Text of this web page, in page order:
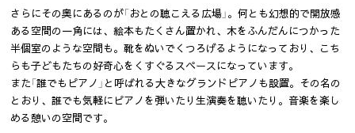
さらにその奥にあるのが「おとの聴こえる広場」。何とも幻想的で開放感
ある空間の一角には、絵本もたくさん置かれ、木をふんだんにつかった
半個室のような空間も。靴をぬいでくつろげるようになっており、こち
らも子どもたちの好奇心をくすぐるスペースになっています。
また「誰でもピアノ」と呼ばれる大きなグランドピアノも設置。その名の
とおり、誰でも気軽にピアノを弾いたり生演奏を聴いたり。音楽を楽し
める憩いの空間です。